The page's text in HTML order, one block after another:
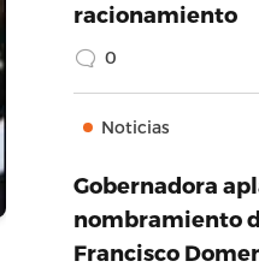
racionamiento
0
Noticias
Gobernadora
nombramiento
Francisco